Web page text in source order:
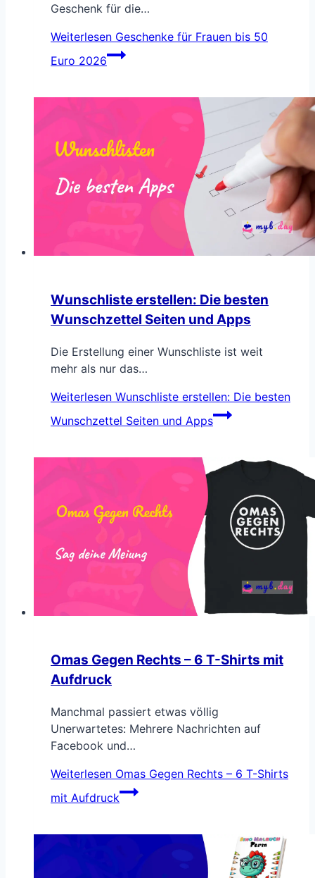
Geschenk für die…
Weiterlesen Geschenke für Frauen bis 50
Euro 2026
Wunschliste erstellen: Die besten
Wunschzettel Seiten und Apps
Die Erstellung einer Wunschliste ist weit
mehr als nur das…
Weiterlesen Wunschliste erstellen: Die besten
Wunschzettel Seiten und Apps
Omas Gegen Rechts – 6 T-Shirts mit
Aufdruck
Manchmal passiert etwas völlig
Unerwartetes: Mehrere Nachrichten auf
Facebook und…
Weiterlesen Omas Gegen Rechts – 6 T-Shirts
mit Aufdruck